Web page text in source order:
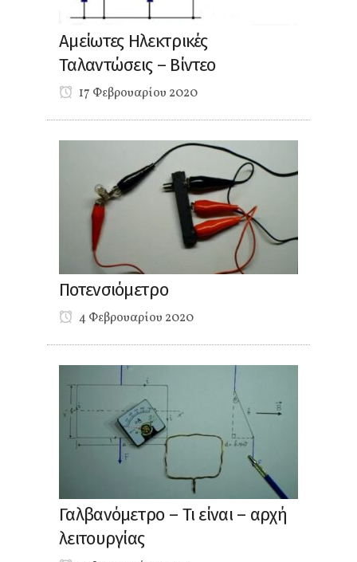
Αμείωτες Ηλεκτρικές
Ταλαντώσεις – Βίντεο
17 Φεβρουαρίου 2020
Ποτενσιόμετρο
4 Φεβρουαρίου 2020
Γαλβανόμετρο – Τι είναι – αρχή
λειτουργίας